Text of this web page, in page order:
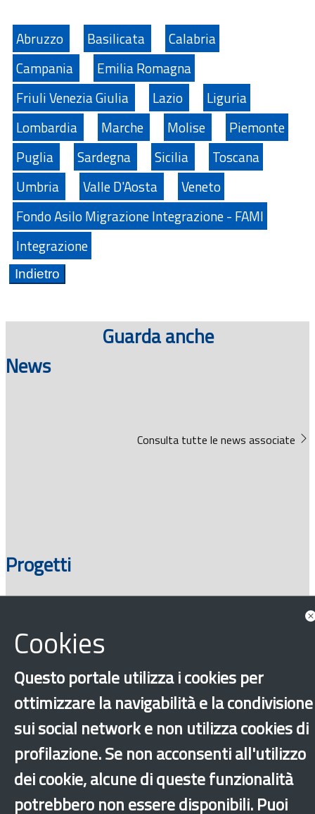
Abruzzo Basilicata
Calabria
Campania
Emilia Romagna
Friuli Venezia Giulia
Lazio
Liguria
Lombardia
Marche Molise
Piemonte
Puglia
Sardegna Sicilia
Toscana
Umbria
Valle D'Aosta
Veneto
Fondo Asilo Migrazione Integrazione - FAMI
Integrazione
Guarda anche
News
Consulta tutte le news associate
Progetti
›×
Cookies
Questo portale utilizza i cookies per
ottimizzare la navigabilità e la condivisione
sui social network e non utilizza cookies di
profilazione. Se non acconsenti all'utilizzo
dei cookie, alcune di queste funzionalità
potrebbero non essere disponibili. Puoi
Sito archeologico